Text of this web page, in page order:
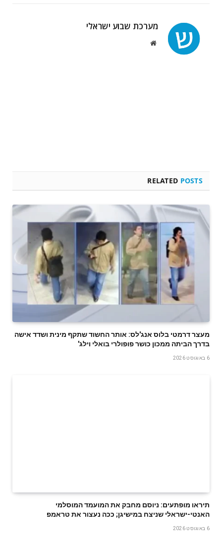
מערכת שבוע ישראלי
Website
RELATED POSTS
מעצר דרמטי בלוס אנג'לס: אותר החשוד שתקף מינית ושדד אישה
בדרך הביתה ממכון כושר פופולרי בואלי וילג'
6 באוגוסט 2026
תיראו מופתעים: ניוסם מחבק את המועמד המוסלמי
האנטי-ישראלי שניצח במישיגן; ככה נעצור את טראמפ
6 באוגוסט 2026